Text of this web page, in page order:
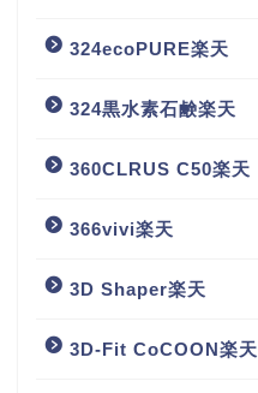
324ecoPURE楽天
324黒水素石鹸楽天
360CLRUS C50楽天
366vivi楽天
3D Shaper楽天
3D-Fit CoCOON楽天